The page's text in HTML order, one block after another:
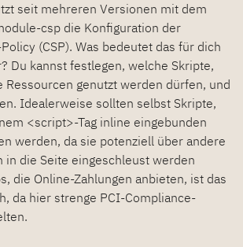
seit mehreren Versionen mit dem
csp die Konfiguration der
(CSP). Was bedeutet das für dich
Du kannst festlegen, welche Skripte,
Ressourcen genutzt werden dürfen, und
Idealerweise sollten selbst Skripte,
<script>-Tag inline eingebunden
werden, da sie potenziell über andere
in die Seite eingeschleust werden
die Online-Zahlungen anbieten, ist das
da hier strenge PCI-Compliance-